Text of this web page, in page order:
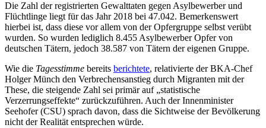
Die Zahl der registrierten Gewalttaten gegen Asylbewerber und
Flüchtlinge liegt für das Jahr 2018 bei 47.042. Bemerkenswert
hierbei ist, dass diese vor allem von der Opfergruppe selbst verübt
wurden. So wurden lediglich 8.455 Asylbewerber Opfer von
deutschen Tätern, jedoch 38.587 von Tätern der eigenen Gruppe.
Wie die Tagesstimme bereits berichtete, relativierte der BKA-Chef
Holger Münch den Verbrechensanstieg durch Migranten mit der
These, die steigende Zahl sei primär auf „statistische
Verzerrungseffekte“ zurückzuführen. Auch der Innenminister
Seehofer (CSU) sprach davon, dass die Sichtweise der Bevölkerung
nicht der Realität entsprechen würde.